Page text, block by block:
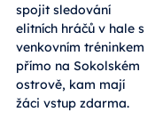
spojit sledování
elitních hráčů v hale s
venkovním tréninkem
přímo na Sokolském
ostrově, kam mají
žáci vstup zdarma.